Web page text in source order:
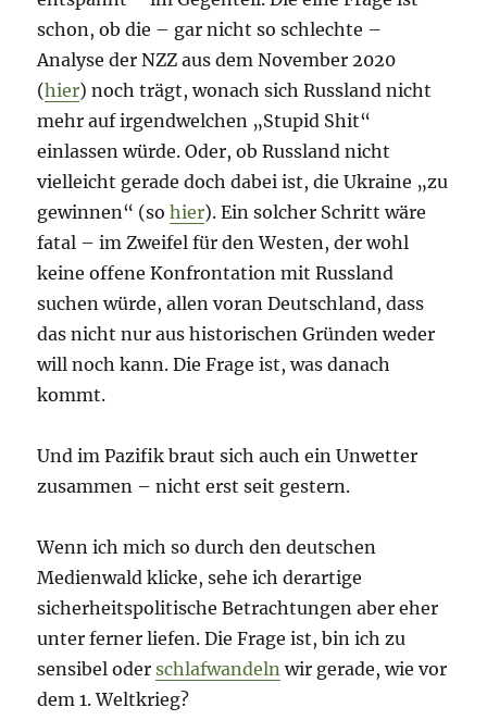
schon, ob die – gar nicht so schlechte –
Analyse der NZZ aus dem November 2020
(hier) noch trägt, wonach sich Russland nicht
mehr auf irgendwelchen „Stupid Shit“
einlassen würde. Oder, ob Russland nicht
vielleicht gerade doch dabei ist, die Ukraine „zu
gewinnen“ (sohier). Ein solcher Schritt wäre
fatal – im Zweifel für den Westen, der wohl
keine offene Konfrontation mit Russland
suchen würde, allen voran Deutschland, dass
das nicht nur aus historischen Gründen weder
will noch kann. Die Frage ist, was danach
kommt.
Und im Pazifik braut sich auch ein Unwetter
zusammen – nicht erst seit gestern.
Wenn ich mich so durch den deutschen
Medienwald klicke, sehe ich derartige
sicherheitspolitische Betrachtungen aber eher
unter ferner liefen. Die Frage ist, bin ich zu
sensibel oderschlafwandeln wir gerade, wie vor
dem 1. Weltkrieg?